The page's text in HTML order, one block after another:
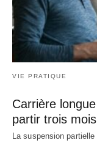
VIE PRATIQUE
Carrière
partir trois
La suspension